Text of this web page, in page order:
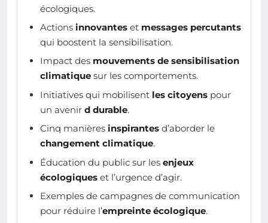
écologiques.
Actions innovantes et messages percutants
qui boostent la sensibilisation.
Impact des mouvements de sensibilisation
climatique sur les comportements.
Initiatives qui mobilisent les citoyens pour
un avenir d durable.
Cinq manières inspirantes d’aborder le
changement climatique.
Éducation du public sur les enjeux
écologiques et l’urgence d’agir.
Exemples de campagnes de communication
pour réduire l’empreinte écologique.